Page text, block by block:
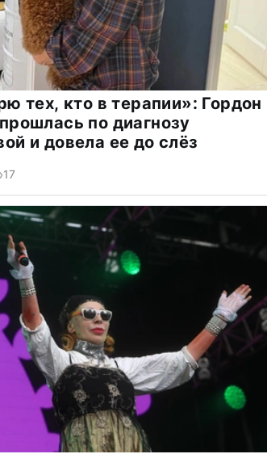
тех, кто в терапии»: Гордон
по диагнозу
и довела ее до слёз
17